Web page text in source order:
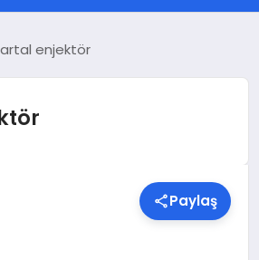
enjektör
Paylaş